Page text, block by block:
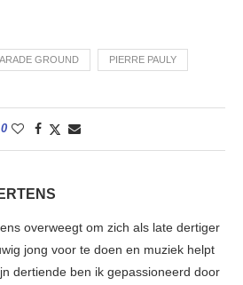
GROUND PIERRE PAULY
0
overweegt om zich als late dertiger
jong voor te doen en muziek helpt
dertiende ben ik gepassioneerd door